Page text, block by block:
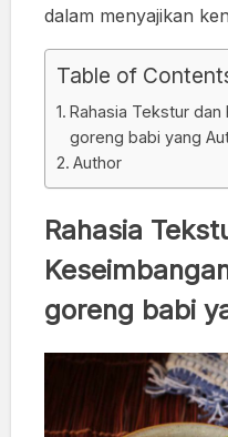
dalam menyajikan
Table of
Rahasia Tekstur dan
goreng babi yang
Author
Rahasia
goreng babi